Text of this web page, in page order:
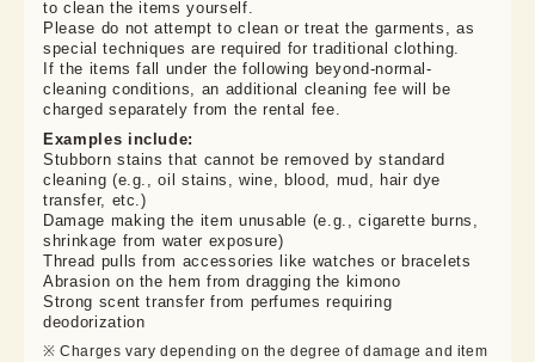
to clean the items yourself.
Please do not attempt to clean or treat the garments, as
special techniques are required for traditional clothing.
If the items fall under the following beyond-normal-
cleaning conditions, an additional cleaning fee will be
charged separately from the rental fee.
Examples include:
Stubborn stains that cannot be removed by standard
cleaning (e.g., oil stains, wine, blood, mud, hair dye
transfer, etc.)
Damage making the item unusable (e.g., cigarette burns,
shrinkage from water exposure)
Thread pulls from accessories like watches or bracelets
Abrasion on the hem from dragging the kimono
Strong scent transfer from perfumes requiring
deodorization
※ Charges vary depending on the degree of damage and item